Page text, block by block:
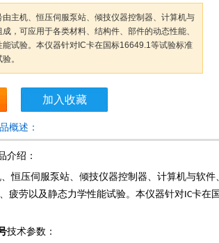
由主机、恒压伺服泵站、倾技仪器控制器、计算机与
，可应用于各类材料、结构件、部件的动态性能、
试验。本仪器针对IC卡在国标16649.1等试验标准
。
加入收藏
概述：
介绍：
恒压伺服泵站、倾技仪器控制器、计算机与软
疲劳以及静态力学性能试验。本仪器针对IC卡在
技术参数：